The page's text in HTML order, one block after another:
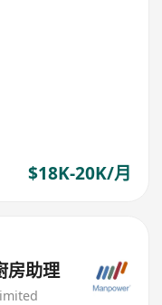
$18K-20K/月
房助理